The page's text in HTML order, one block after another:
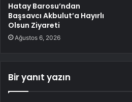
Hatay Barosu’ndan
Başsavcı Akbulut’a Hayırlı
Olsun Ziyareti
Ağustos 6, 2026
Bir yanıt yazın